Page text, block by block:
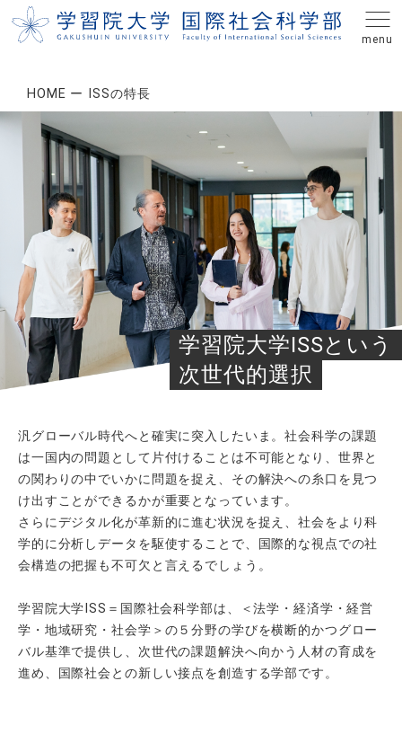
HOME ISSの特長
学習院大学ISSという
次世代的選択
汎グローバル時代へと確実に突入したいま。社会科学の課題
は一国内の問題として片付けることは不可能となり、世界と
の関わりの中でいかに問題を捉え、その解決への糸口を見つ
け出すことができるかが重要となっています。
さらにデジタル化が革新的に進む状況を捉え、社会をより科
学的に分析しデータを駆使することで、国際的な視点での社
会構造の把握も不可欠と言えるでしょう。
学習院大学ISS＝国際社会科学部は、＜法学・経済学・経営
学・地域研究・社会学＞の５分野の学びを横断的かつグロー
バル基準で提供し、次世代の課題解決へ向かう人材の育成を
進め、国際社会との新しい接点を創造する学部です。